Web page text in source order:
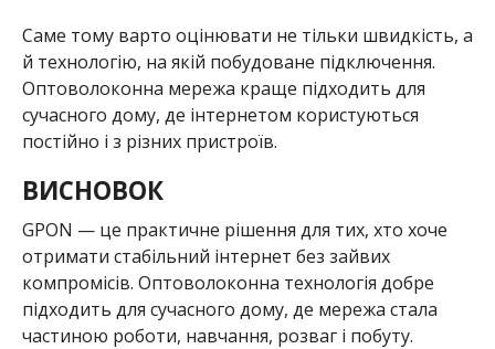
Саме тому варто оцінювати не тільки швидкість, а
й технологію, на якій побудоване підключення.
Оптоволоконна мережа краще підходить для
сучасного дому, де інтернетом користуються
постійно і з різних пристроїв.
ВИСНОВОК
GPON — це практичне рішення для тих, хто хоче
отримати стабільний інтернет без зайвих
компромісів. Оптоволоконна технологія добре
підходить для сучасного дому, де мережа стала
частиною роботи, навчання, розваг і побуту.